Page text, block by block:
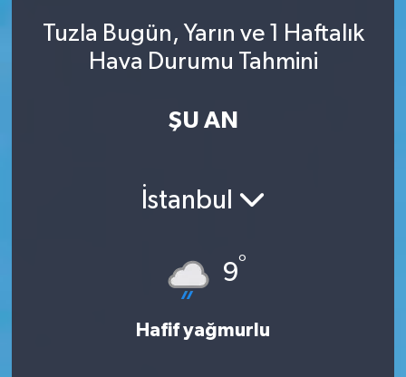
Tuzla Bugün, Yarın ve 1 Haftalık
Hava Durumu Tahmini
ŞU AN
İstanbul
9°
Hafif yağmurlu
Genel
Gündem
Trafik Durumu
Süper Lig Puan Durumu ve Fikstür